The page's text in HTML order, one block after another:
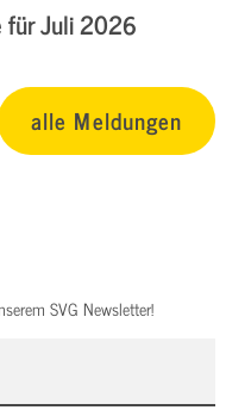
für Juli 2026
alle Meldungen
SVG Newsletter!